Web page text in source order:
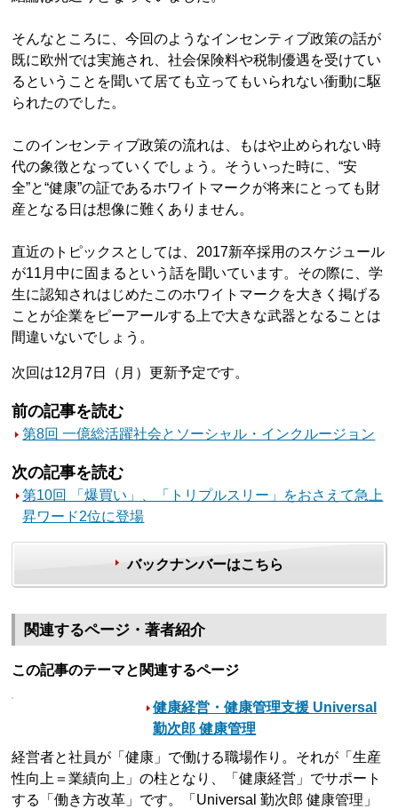
そんなところに、今回のようなインセンティブ政策の話が
既に欧州では実施され、社会保険料や税制優遇を受けてい
るということを聞いて居ても立ってもいられない衝動に駆
られたのでした。
このインセンティブ政策の流れは、もはや止められない時
代の象徴となっていくでしょう。そういった時に、“安
全”と“健康”の証であるホワイトマークが将来にとっても財
産となる日は想像に難くありません。
直近のトピックスとしては、2017新卒採用のスケジュール
が11月中に固まるという話を聞いています。その際に、学
生に認知されはじめたこのホワイトマークを大きく掲げる
ことが企業をピーアールする上で大きな武器となることは
間違いないでしょう。
次回は12月7日（月）更新予定です。
前の記事を読む
第8回 一億総活躍社会とソーシャル・インクルージョン
次の記事を読む
第10回 「爆買い」、「トリプルスリー」をおさえて急上
昇ワード2位に登場
バックナンバーはこちら
関連するページ・著者紹介
この記事のテーマと関連するページ
健康経営・健康管理支援 Universal
勤次郎 健康管理
経営者と社員が「健康」で働ける職場作り。それが「生産
性向上＝業績向上」の柱となり、「健康経営」でサポート
する「働き方改革」です。「Universal 勤次郎 健康管理」